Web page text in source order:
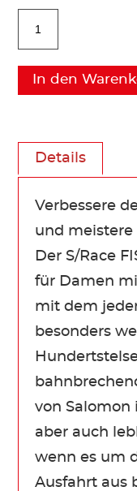
In den
Details
Verbessere
und meistere
Der S/Race
für Damen
mit dem
besonders
von Salomon
aber auch
wenn es um
Ausfahrt aus